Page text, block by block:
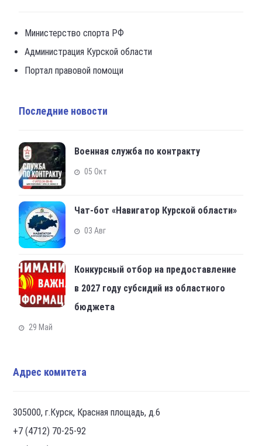
Министерство спорта РФ
Администрация Курской области
Портал правовой помощи
Последние новости
Военная служба по контракту
05 Окт
Чат-бот «Навигатор Курской области»
03 Авг
Конкурсный отбор на предоставление
в 2027 году субсидий из областного
бюджета
29 Май
Адрес комитета
305000, г.Курск, Красная площадь, д.6
+7 (4712) 70-25-92